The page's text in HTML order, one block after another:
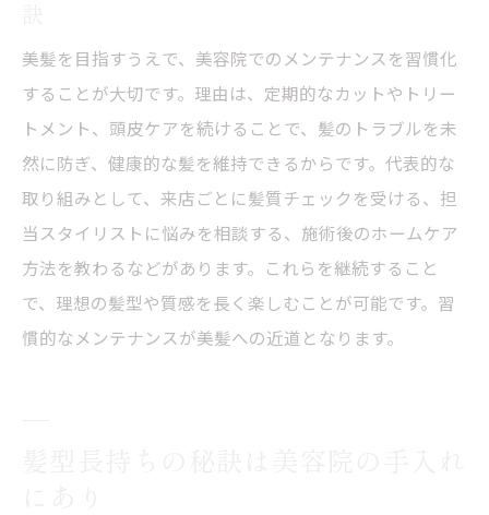
美髪を目指すうえで、美容院でのメンテナンスを習慣化
することが大切です。理由は、定期的なカットやトリー
トメント、頭皮ケアを続けることで、髪のトラブルを未
然に防ぎ、健康的な髪を維持できるからです。代表的な
取り組みとして、来店ごとに髪質チェックを受ける、担
当スタイリストに悩みを相談する、施術後のホームケア
方法を教わるなどがあります。これらを継続すること
で、理想の髪型や質感を長く楽しむことが可能です。習
慣的なメンテナンスが美髪への近道となります。